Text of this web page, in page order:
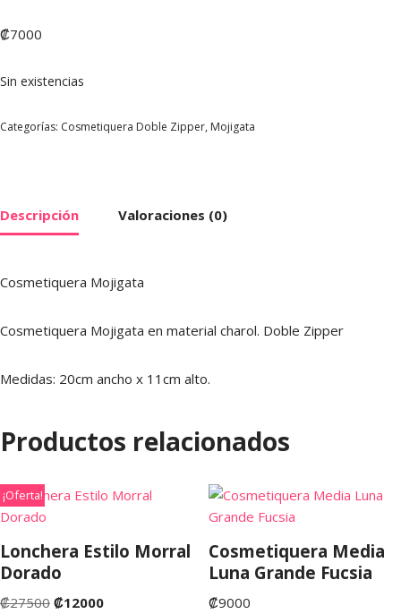
₡7000
Sin existencias
Categorías: Cosmetiquera Doble Zipper, Mojigata
Descripción Valoraciones (0)
Cosmetiquera Mojigata
Cosmetiquera Mojigata en material charol. Doble Zipper
Medidas: 20cm ancho x 11cm alto.
Productos relacionados
¡Oferta!
Lonchera Estilo Morral
Dorado
₡27500 ₡12000
Cosmetiquera Media
Luna Grande Fucsia
₡9000